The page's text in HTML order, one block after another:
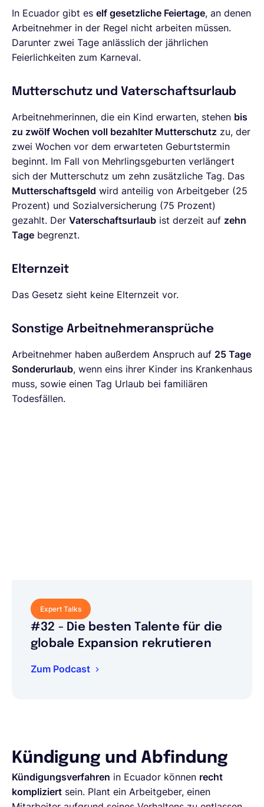
In Ecuador gibt es elf gesetzliche Feiertage, an denen
Arbeitnehmer in der Regel nicht arbeiten müssen.
Darunter zwei Tage anlässlich der jährlichen
Feierlichkeiten zum Karneval.
Mutterschutz und Vaterschaftsurlaub
Arbeitnehmerinnen, die ein Kind erwarten, stehen bis
zu zwölf Wochen voll bezahlter Mutterschutz zu, der
zwei Wochen vor dem erwarteten Geburtstermin
beginnt. Im Fall von Mehrlingsgeburten verlängert
sich der Mutterschutz um zehn zusätzliche Tag. Das
Mutterschaftsgeld wird anteilig von Arbeitgeber (25
Prozent) und Sozialversicherung (75 Prozent)
gezahlt. Der Vaterschaftsurlaub ist derzeit auf zehn
Tage begrenzt.
Elternzeit
Das Gesetz sieht keine Elternzeit vor.
Sonstige Arbeitnehmeransprüche
Arbeitnehmer haben außerdem Anspruch auf 25 Tage
Sonderurlaub, wenn eins ihrer Kinder ins Krankenhaus
muss, sowie einen Tag Urlaub bei familiären
Todesfällen.
Expert Talks
#32 - Die besten Talente für die
globale Expansion rekrutieren
Zum Podcast
Kündigung und Abfindung
Kündigungsverfahren in Ecuador können recht
kompliziert sein. Plant ein Arbeitgeber, einen